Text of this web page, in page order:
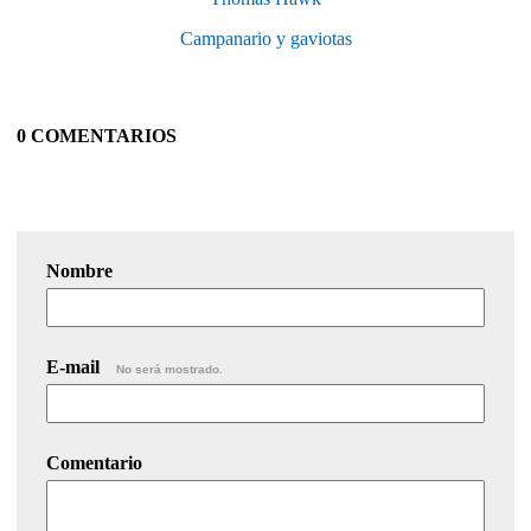
Campanario y gaviotas
0 COMENTARIOS
Nombre
E-mail No será mostrado.
Comentario